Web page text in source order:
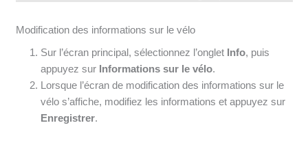
Modification des informations sur le vélo
Sur l’écran principal, sélectionnez l’onglet Info, puis
appuyez sur Informations sur le vélo.
Lorsque l’écran de modification des informations sur le
vélo s’affiche, modifiez les informations et appuyez sur
Enregistrer.